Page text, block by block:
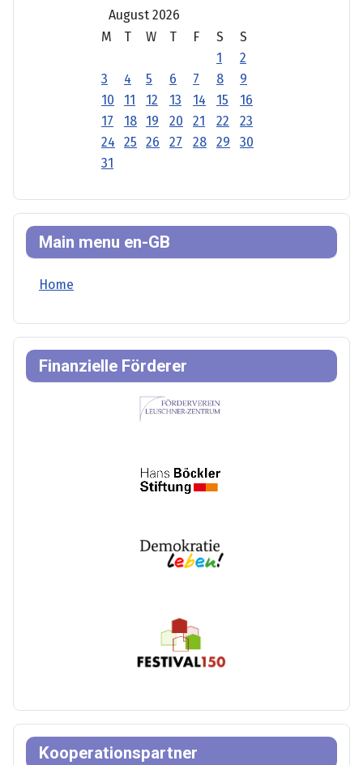
August 2026
M
T W T F S
S
1
2
3
4 5 6 7 8
9
10
11 12 13 14 15
16
17
18 19 20 21 22
23
24
25 26 27 28 29
30
31
Main menu en-GB
Home
Finanzielle Förderer
Kooperationspartner